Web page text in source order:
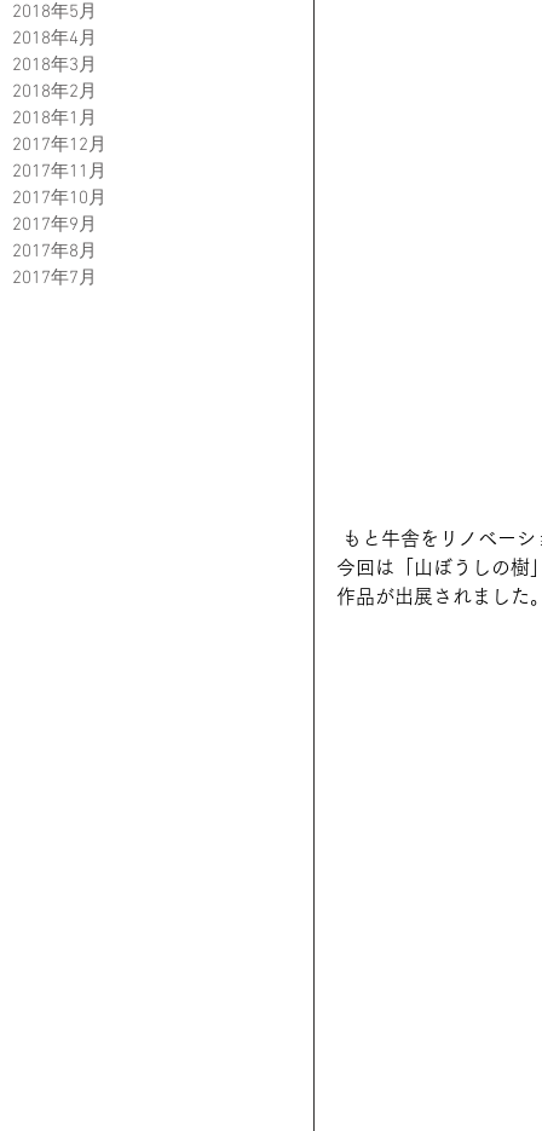
2018年5月
2018年4月
2018年3月
2018年2月
2018年1月
2017年12月
2017年11月
2017年10月
2017年9月
2017年8月
2017年7月
もと牛舎をリノベー
今回は「山ぼうしの樹
作品が出展されました